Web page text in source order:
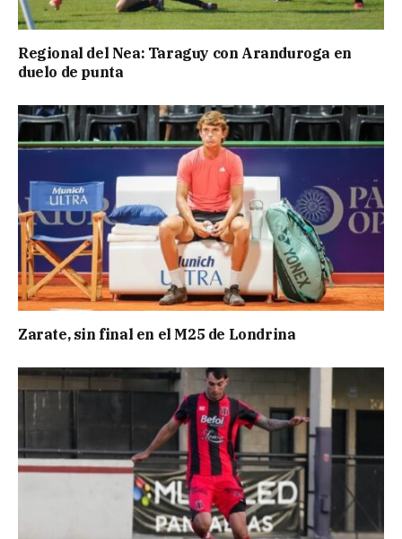
Regional del Nea: Taraguy con Aranduroga en
duelo de punta
Zarate, sin final en el M25 de Londrina